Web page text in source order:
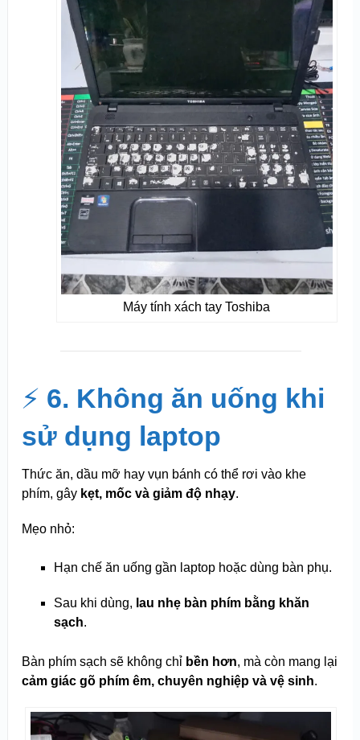
Máy tính xách tay Toshiba
⚡ 6. Không ăn uống khi
sử dụng laptop
Thức ăn, dầu mỡ hay vụn bánh có thể rơi vào khe
phím, gây kẹt, mốc và giảm độ nhạy.
Mẹo nhỏ:
Hạn chế ăn uống gần laptop hoặc dùng bàn phụ.
Sau khi dùng, lau nhẹ bàn phím bằng khăn
sạch.
Bàn phím sạch sẽ không chỉ bền hơn, mà còn mang lại
cảm giác gõ phím êm, chuyên nghiệp và vệ sinh.